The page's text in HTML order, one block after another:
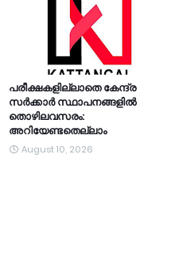
പരീക്ഷകളില്ലാതെ കേന്ദ്ര
സർക്കാർ സ്ഥാപനങ്ങളിൽ
തൊഴിലവസരം:
അറിയേണ്ടതെല്ലാം
August 10, 2026